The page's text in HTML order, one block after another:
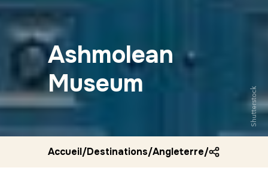
Ashmolean
Museum
Shutterstock
Accueil/Destinations/Angleterre/Ashmolean